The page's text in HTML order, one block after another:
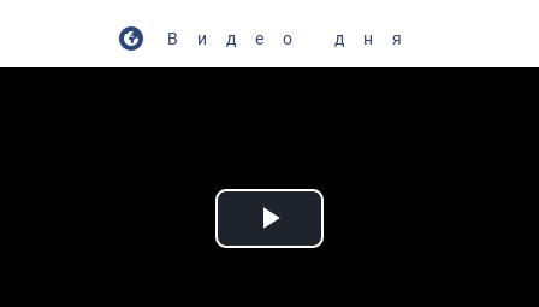
Видео дня
Play Video